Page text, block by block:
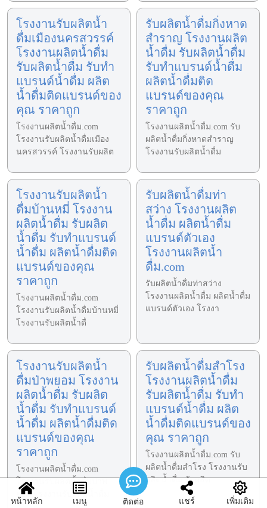
โรงงานรับผลิตน้ำ
ดื่มเมืองนครสวรรค์
โรงงานผลิตน้ำดื่ม
รับผลิตน้ำดื่ม รับทำ
แบรนด์น้ำดื่ม ผลิต
น้ำดื่มติดแบรนด์ของ
คุณ ราคาถูก
โรงงานผลิตน้ำดื่ม.com
โรงงานรับผลิตน้ำดื่มเมือง
นครสวรรค์ โรงงานรับผลิต
รับผลิตน้ำดื่มกิ่งหาด
สำราญ โรงงานผลิต
น้ำดื่ม รับผลิตน้ำดื่ม
รับทำแบรนด์น้ำดื่ม
ผลิตน้ำดื่มติด
แบรนด์ของคุณ
ราคาถูก
โรงงานผลิตน้ำดื่ม.com รับ
ผลิตน้ำดื่มกิ่งหาดสำราญ
โรงงานรับผลิตน้ำดื่ม
โรงงานรับผลิตน้ำ
ดื่มบ้านหมี่ โรงงาน
ผลิตน้ำดื่ม รับผลิต
น้ำดื่ม รับทำแบรนด์
น้ำดื่ม ผลิตน้ำดื่มติด
แบรนด์ของคุณ
ราคาถูก
โรงงานผลิตน้ำดื่ม.com
โรงงานรับผลิตน้ำดื่มบ้านหมี่
โรงงานรับผลิตน้ำดื่
รับผลิตน้ำดื่มท่า
สว่าง โรงงานผลิต
น้ำดื่ม ผลิตน้ำดื่ม
แบรนด์ตัวเอง
โรงงานผลิตน้ำ
ดื่ม.com
รับผลิตน้ำดื่มท่าสว่าง
โรงงานผลิตน้ำดื่ม ผลิตน้ำดื่ม
แบรนด์ตัวเอง โรงงา
โรงงานรับผลิตน้ำ
ดื่มป่าพยอม โรงงาน
ผลิตน้ำดื่ม รับผลิต
น้ำดื่ม รับทำแบรนด์
น้ำดื่ม ผลิตน้ำดื่มติด
แบรนด์ของคุณ
ราคาถูก
โรงงานผลิตน้ำดื่ม.com
โรงงานรับผลิตน้ำดื่มป่าพ
ยอม โรงงานรับผลิตน้ำดื่ม
รับผลิตน้ำดื่มสำโรง
โรงงานผลิตน้ำดื่ม
รับผลิตน้ำดื่ม รับทำ
แบรนด์น้ำดื่ม ผลิต
น้ำดื่มติดแบรนด์ของ
คุณ ราคาถูก
โรงงานผลิตน้ำดื่ม.com รับ
ผลิตน้ำดื่มสำโรง โรงงานรับ
ผลิตน้ำดื่ม รับผลิต
หน้าหลัก เมนู ติดต่อ แชร์ เพิ่มเติม